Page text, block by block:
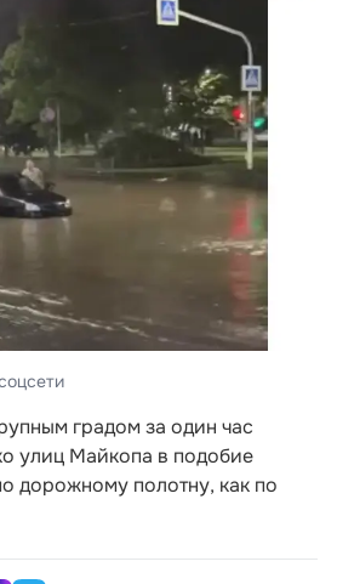
градом за один час
улиц Майкопа в подобие
дорожному полотну, как по